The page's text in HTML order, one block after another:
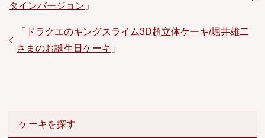
タインバージョン 」
「
ドラクエのキングスライム3D超立体ケーキ/堀井雄二
さまのお誕生日ケーキ 」
ケーキを探す